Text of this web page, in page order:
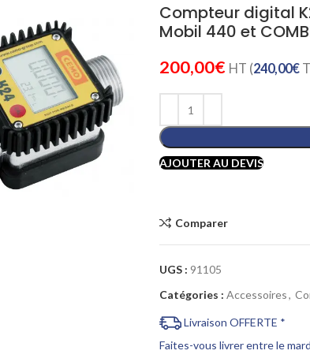
pour agrandir
Compteur digital
Mobil 440 et
200,00€ HT (240,00€
AJOUTER AU DEVIS
Comparer
UGS : 91105
Catégories : Accessoires,
Livraison OFFERTE *
Faites-vous livrer entre le